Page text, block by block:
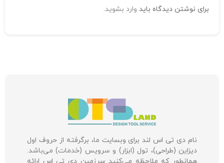
برای نوشتن دیدگاه باید وارد بشوید.
نام دی تی اس لند برای وبسایت ما، برگرفته از حروف اول
دیزاین (طراحی)، تول (ابزار) و سرویس (خدمات) می‌باشد.